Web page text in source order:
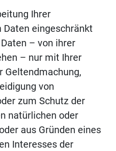
Ihrer
Daten eingeschränkt
– von ihrer
– nur mit Ihrer
Geltendmachung,
von
zum Schutz der
natürlichen oder
aus Gründen eines
Interesses der